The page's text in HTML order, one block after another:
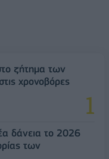
ζήτημα των
χρονοβόρες
δάνεια το 2026
των